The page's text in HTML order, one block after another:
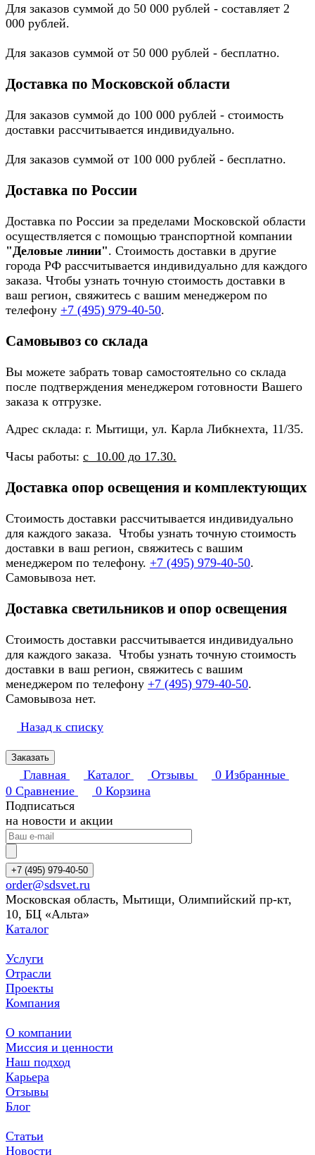
Для заказов суммой до 50 000 рублей - составляет 2
000 рублей.
Для заказов суммой от 50 000 рублей - бесплатно.
Доставка по Московской области
Для заказов суммой до 100 000 рублей - стоимость
доставки рассчитывается индивидуально.
Для заказов суммой от 100 000 рублей - бесплатно.
Доставка по России
Доставка по России за пределами Московской области
осуществляется с помощью транспортной компании
"Деловые линии". Стоимость доставки в другие
города РФ рассчитывается индивидуально для каждого
заказа. Чтобы узнать точную стоимость доставки в
ваш регион, свяжитесь с вашим менеджером по
телефону +7 (495) 979-40-50.
Самовывоз со склада
Вы можете забрать товар самостоятельно со склада
после подтверждения менеджером готовности Вашего
заказа к отгрузке.
Адрес склада: г. Мытищи, ул. Карла Либкнехта, 11/35.
Часы работы: с 10.00 до 17.30.
Доставка опор освещения и комплектующих
Стоимость доставки рассчитывается индивидуально
для каждого заказа. Чтобы узнать точную стоимость
доставки в ваш регион, свяжитесь с вашим
менеджером по телефону. +7 (495) 979-40-50.
Самовывоза нет.
Доставка светильников и опор освещения
Стоимость доставки рассчитывается индивидуально
для каждого заказа. Чтобы узнать точную стоимость
доставки в ваш регион, свяжитесь с вашим
менеджером по телефону +7 (495) 979-40-50.
Самовывоза нет.
Назад к списку
Заказать
Главная Каталог Отзывы 0 Избранные
0 Сравнение 0 Корзина
Подписаться
на новости и акции
+7 (495) 979-40-50
order@sdsvet.ru
Московская область, Мытищи, Олимпийский пр-кт,
10, БЦ «Альта»
Каталог
Услуги
Отрасли
Проекты
Компания
О компании
Миссия и ценности
Наш подход
Карьера
Отзывы
Блог
Статьи
Новости